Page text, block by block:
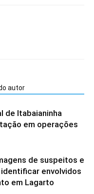
autor
de Itabaianinha
em operações
de suspeitos e
envolvidos
em Lagarto